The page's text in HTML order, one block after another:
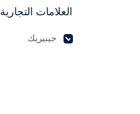
العلامات التجارية
جينيريك